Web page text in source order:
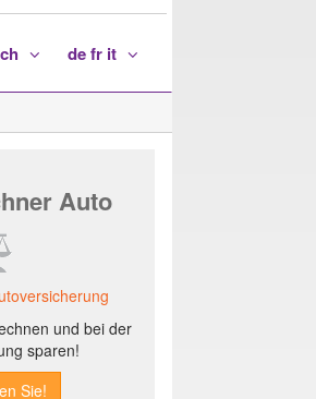
de fr it
Auto
und bei der
sparen!